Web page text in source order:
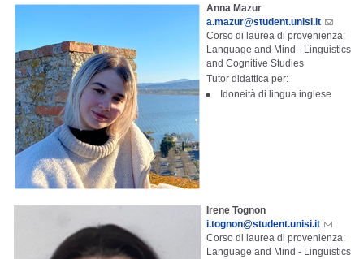
Anna Mazur
a.mazur@student.unisi.it
Corso di laurea di provenienza:
Language and Mind - Linguistics
and Cognitive Studies
Tutor didattica per:
Idoneità di lingua inglese
Irene Tognon
i.tognon@student.unisi.it
Corso di laurea di provenienza:
Language and Mind - Linguistics